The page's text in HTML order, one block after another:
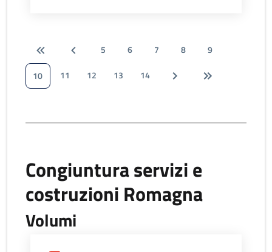
5 6 7 8
9
10
11 12 13 14
Congiuntura servizi e
costruzioni Romagna
Volumi